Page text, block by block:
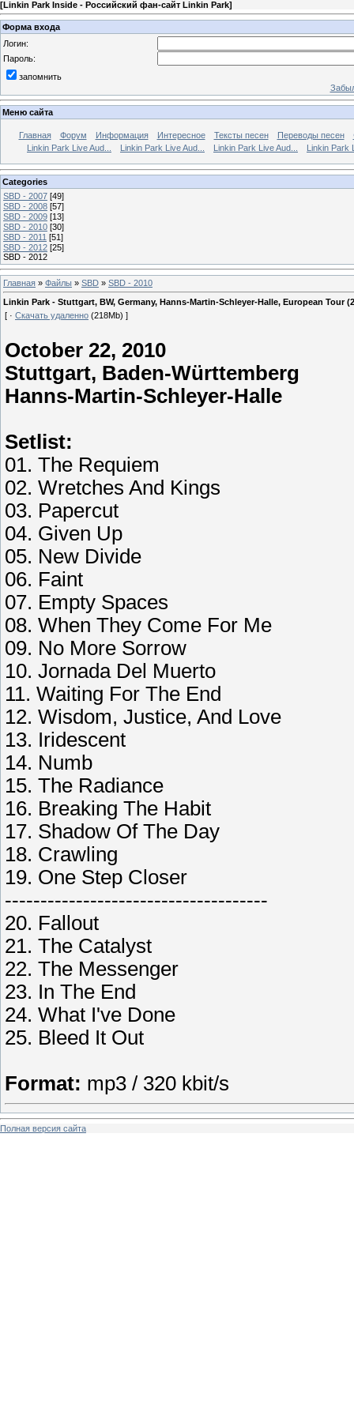
[Linkin Park Inside - Российский фан-сайт Linkin Park]
Форма входа
Логин:
Пароль:
запомнить
Меню сайта
Главная Форум Информация Интересное Тексты песен Переводы песен
Linkin Park Live Aud...
Linkin Park Live Aud... Linkin Park Live Aud... Linkin Park
Categories
SBD - 2007 [49]
SBD - 2008 [57]
SBD - 2009 [13]
SBD - 2010 [30]
SBD - 2011 [51]
SBD - 2012 [25]
SBD - 2012
Главная » Файлы » SBD » SBD - 2010
Linkin Park - Stuttgart, BW, Germany, Hanns-Martin-Schleyer-Halle, European Tour
[ · Скачать удаленно (218Mb) ]
October 22, 2010
Stuttgart, Baden-Württemberg
Hanns-Martin-Schleyer-Halle
Setlist:
01. The Requiem
02. Wretches And Kings
03. Papercut
04. Given Up
05. New Divide
06. Faint
07. Empty Spaces
08. When They Come For Me
09. No More Sorrow
10. Jornada Del Muerto
11. Waiting For The End
12. Wisdom, Justice, And Love
13. Iridescent
14. Numb
15. The Radiance
16. Breaking The Habit
17. Shadow Of The Day
18. Crawling
19. One Step Closer
-------------------------------------
20. Fallout
21. The Catalyst
22. The Messenger
23. In The End
24. What I've Done
25. Bleed It Out
Format: mp3 / 320 kbit/s
Полная версия сайта